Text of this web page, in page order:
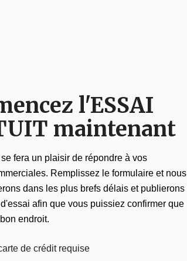
l'ESSAI
maintenant
fera un plaisir de répondre à vos
Remplissez le formulaire et nous
dans les plus brefs délais et publierons
afin que vous puissiez confirmer que
endroit.
de crédit requise